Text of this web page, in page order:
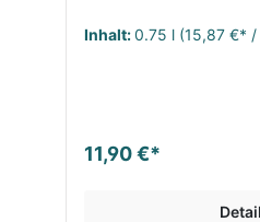
Inhalt:0.75 l (15,87 €* /
11,90 €*